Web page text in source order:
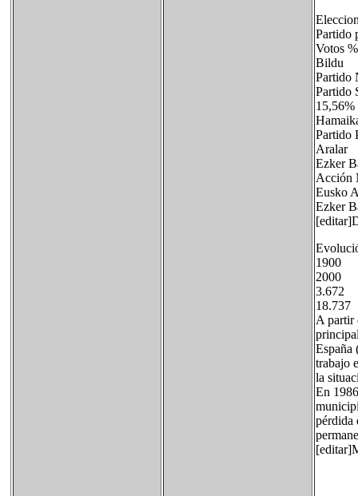
Partido
15,56%
2000
3.672
A partir
España
trabajo
la
En
pérdida